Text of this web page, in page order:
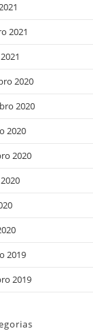
2021
2020
2020
2020
2020
2019
2019